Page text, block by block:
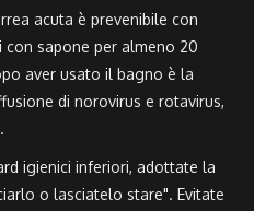
acuta è prevenibile con
con sapone per almeno 20
aver usato il bagno è la
di norovirus e rotavirus,
igienici inferiori, adottate la
o lasciatelo stare". Evitate